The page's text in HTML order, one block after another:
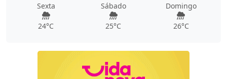
Sexta
24°C
Sábado
25°C
Domingo
26°C